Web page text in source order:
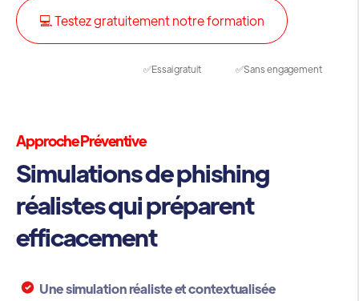
💻 Testez gratuitement notre formation
✅Essai gratuit ✅Sans engagement
Approche Préventive
Simulations de phishing
réalistes qui préparent
efficacement
Une simulation réaliste et contextualisée